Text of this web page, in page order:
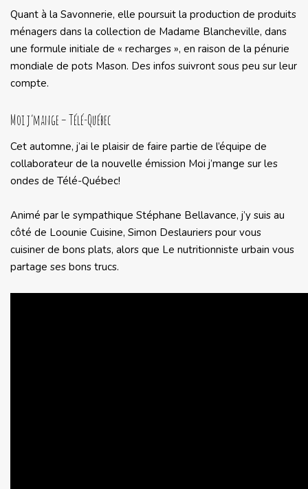
Quant à la Savonnerie, elle poursuit la production de produits
ménagers dans la collection de Madame Blancheville, dans
une formule initiale de « recharges », en raison de la pénurie
mondiale de pots Mason. Des infos suivront sous peu sur leur
compte.
Moi j’mange – Télé-Québec
Cet automne, j’ai le plaisir de faire partie de l’équipe de
collaborateur de la nouvelle émission Moi j’mange sur les
ondes de Télé-Québec!
Animé par le sympathique Stéphane Bellavance, j’y suis au
côté de Loounie Cuisine, Simon Deslauriers pour vous
cuisiner de bons plats, alors que Le nutritionniste urbain vous
partage ses bons trucs.